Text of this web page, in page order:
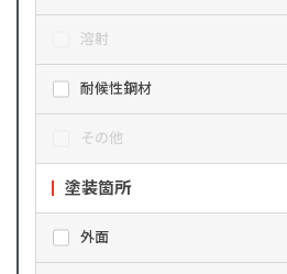
溶射
耐候性鋼材
その他
塗装箇所
外面